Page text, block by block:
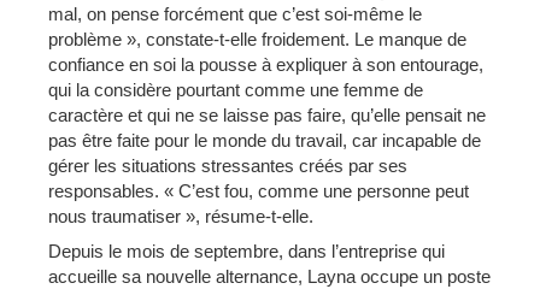
mal, on pense forcément que c’est soi-même le
problème », constate-t-elle froidement. Le manque de
confiance en soi la pousse à expliquer à son entourage,
qui la considère pourtant comme une femme de
caractère et qui ne se laisse pas faire, qu’elle pensait ne
pas être faite pour le monde du travail, car incapable de
gérer les situations stressantes créés par ses
responsables. « C’est fou, comme une personne peut
nous traumatiser », résume-t-elle.
Depuis le mois de septembre, dans l’entreprise qui
accueille sa nouvelle alternance, Layna occupe un poste